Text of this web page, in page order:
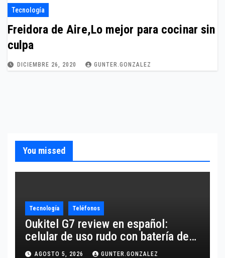
Tecnología
Freidora de Aire,Lo mejor para cocinar sin
culpa
DICIEMBRE 26, 2020 GUNTER.GONZALEZ
You missed
Tecnología Teléfonos
Oukitel G7 review en español:
celular de uso rudo con batería de
10,600 mAh
AGOSTO 5, 2026 GUNTER.GONZALEZ